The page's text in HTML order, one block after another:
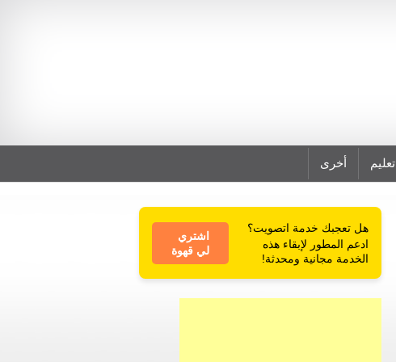
تعليم أخرى
هل تعجبك خدمة اتصويت؟
ادعم المطور لإبقاء هذه
الخدمة مجانية ومحدثة!
اشتري
لي قهوة